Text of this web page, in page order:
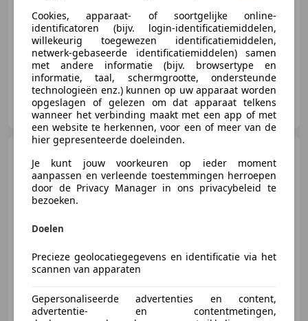
12/2009 152.203 km Benzine 423 kW (575 PK)
HooG Selections B.V.
NL-2222 AH KATWIJK ZH
Continental R 1994
Cookies, apparaat- of soortgelijke online-
identificatoren (bijv. login-identificatiemiddelen,
willekeurig toegewezen identificatiemiddelen,
netwerk-gebaseerde identificatiemiddelen) samen
met andere informatie (bijv. browsertype en
informatie, taal, schermgrootte, ondersteunde
technologieën enz.) kunnen op uw apparaat worden
opgeslagen of gelezen om dat apparaat telkens
wanneer het verbinding maakt met een app of met
een website te herkennen, voor een of meer van de
hier gepresenteerde doeleinden.
Je kunt jouw voorkeuren op ieder moment
aanpassen en verleende toestemmingen herroepen
door de Privacy Manager in ons privacybeleid te
bezoeken.
Doelen
Precieze geolocatiegegevens en identificatie via het
scannen van apparaten
Gepersonaliseerde advertenties en content,
advertentie- en contentmetingen,